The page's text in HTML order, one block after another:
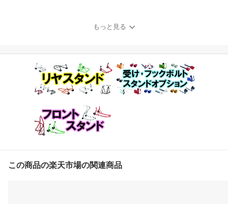
-R1 JT-107V-R2 バイク
用品 簡単 安心 初心者 軽
リップ 公式ショップ
もっと見る
この商品の楽天市場の関連商品